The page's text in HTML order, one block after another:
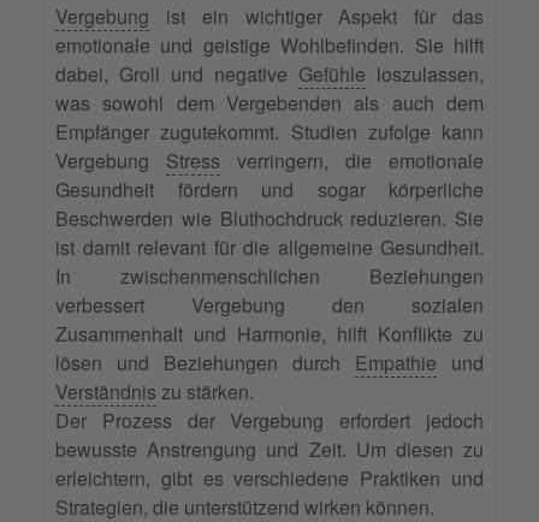
Vergebung ist ein wichtiger Aspekt für das
emotionale und geistige Wohlbefinden. Sie hilft
dabei, Groll und negative Gefühle loszulassen,
was sowohl dem Vergebenden als auch dem
Empfänger zugutekommt. Studien zufolge kann
Vergebung Stress verringern, die emotionale
Gesundheit fördern und sogar körperliche
Beschwerden wie Bluthochdruck reduzieren. Sie
ist damit relevant für die allgemeine Gesundheit.
In zwischenmenschlichen Beziehungen
verbessert Vergebung den sozialen
Zusammenhalt und Harmonie, hilft Konflikte zu
lösen und Beziehungen durch Empathie und
Verständnis zu stärken.
Der Prozess der Vergebung erfordert jedoch
bewusste Anstrengung und Zeit. Um diesen zu
erleichtern, gibt es verschiedene Praktiken und
Strategien, die unterstützend wirken können.